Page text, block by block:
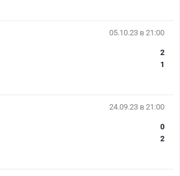
05.10.23 в 21:00
2
1
24.09.23 в 21:00
0
2